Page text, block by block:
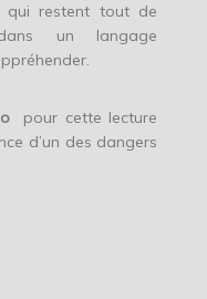
qui restent tout de
un langage
pour cette lecture
d’un des dangers